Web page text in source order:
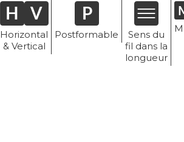
Horizontal
& Vertical
Postformable
Sens du
fil dans la
longueur